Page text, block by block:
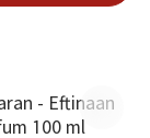
- Eftinaan
100 ml